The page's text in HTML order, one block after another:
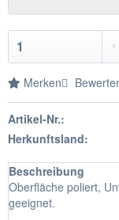
Merken
Artikel-Nr.:
Herkunftsland:
Beschreibung
Oberfläche poliert,
geeignet.